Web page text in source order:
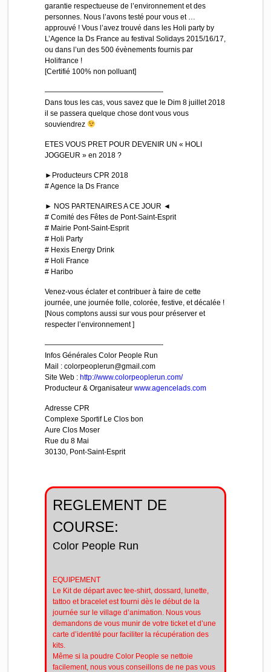
garantie respectueuse de l’environnement et des
personnes. Nous l’avons testé pour vous et …
approuvé ! Vous l’avez trouvé dans les Holi party by
L’Agence la Ds France au festival Solidays 2015/16/17,
ou dans l’un des 500 évènements fournis par
Holifrance !
[Certifié 100% non polluant]
————————————————-
Dans tous les cas, vous savez que le Dim 8 juillet 2018
il se passera quelque chose dont vous vous
souviendrez
ETES VOUS PRET POUR DEVENIR UN « HOLI
JOGGEUR » en 2018 ?
►Producteurs CPR 2018
# Agence la Ds France
► NOS PARTENAIRES A CE JOUR ◄
# Comité des Fêtes de Pont-Saint-Esprit
# Mairie Pont-Saint-Esprit
# Holi Party
# Hexis Energy Drink
# Holi France
# Haribo
Venez-vous éclater et contribuer à faire de cette
journée, une journée folle, colorée, festive, et décalée !
[Nous comptons aussi sur vous pour préserver et
respecter l’environnement ]
————————————————-
Infos Générales Color People Run
Mail : colorpeoplerun@gmail.com
Site Web : http://www.colorpeoplerun.com/
Producteur & Organisateur www.agencelads.com
Adresse CPR
Complexe Sportif Le Clos bon
Aure Clos Moser
Rue du 8 Mai
30130, Pont-Saint-Esprit
REGLEMENT DE
COURSE:
Color People Run
EQUIPEMENT
Le Kit de départ avec tee-shirt, dossard, lunette,
tattoo et bracelet est fourni dès le début de la
journée sur le village d’animation. Nous vous
demandons de vous munir de votre ticket et d’une
carte d’identité pour faciliter la récupération des
kits.
Même si la poudre Color People se nettoie
facilement, nous vous conseillons de ne pas vous